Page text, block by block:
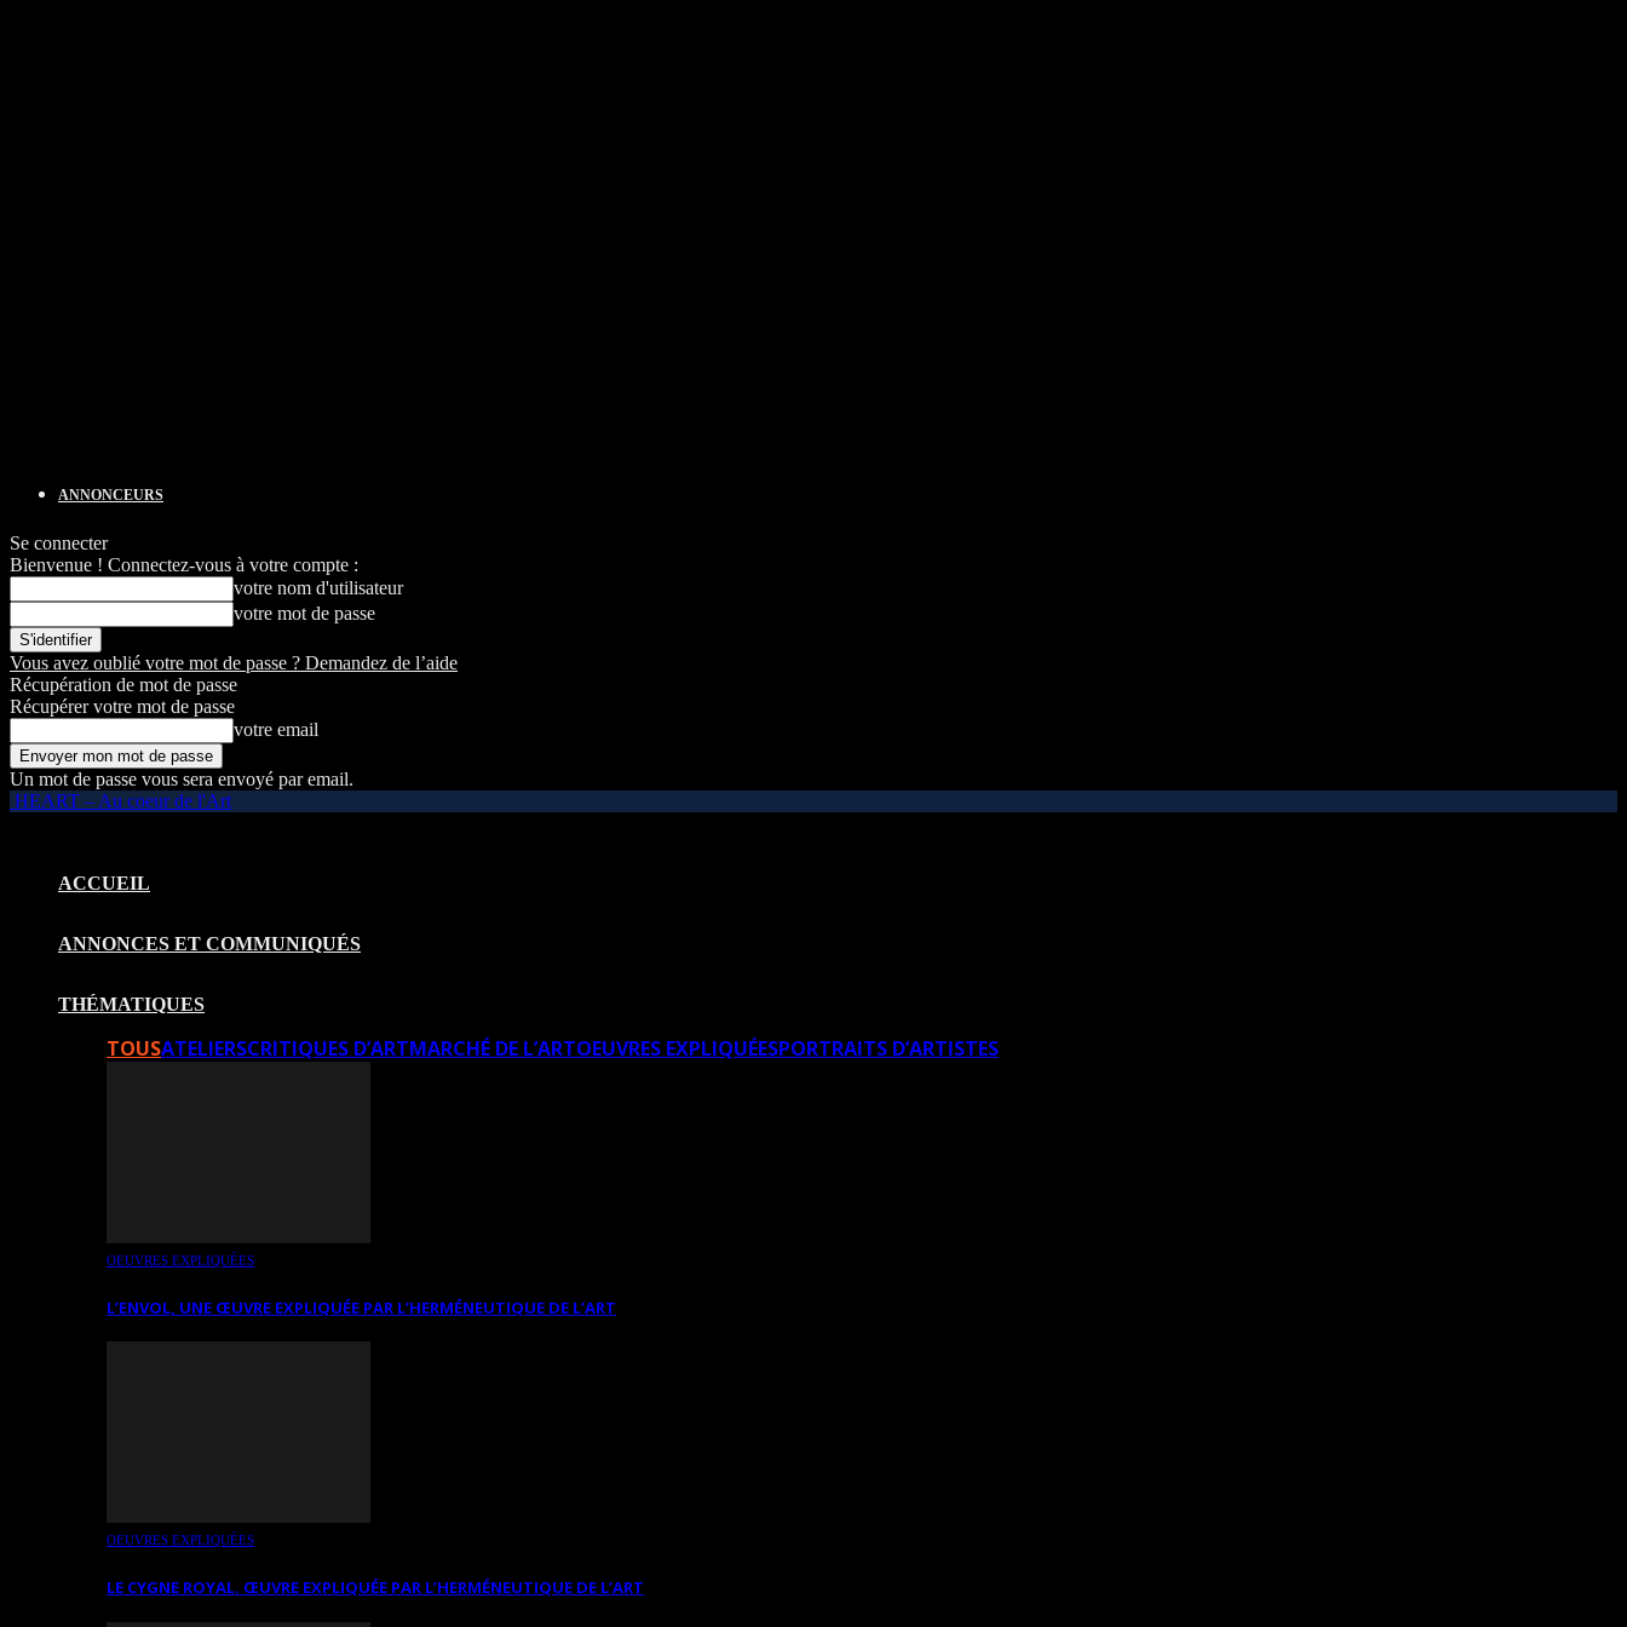
ANNONCEURS
Se connecter
Bienvenue ! Connectez-vous à votre compte :
votre nom d'utilisateur
votre mot de passe
Vous avez oublié votre mot de passe ? Demandez de l’aide
Récupération de mot de passe
Récupérer votre mot de passe
votre email
Un mot de passe vous sera envoyé par email.
HEART – Au coeur de l'Art
ACCUEIL
ANNONCES ET COMMUNIQUÉS
THÉMATIQUES
TOUSATELIERSCRITIQUES D’ARTMARCHÉ DE L’ARTOEUVRES EXPLIQUÉESPORTRAITS D’ARTISTES
OEUVRES EXPLIQUÉES
L’ENVOL, UNE ŒUVRE EXPLIQUÉE PAR L’HERMÉNEUTIQUE DE L’ART
OEUVRES EXPLIQUÉES
LE CYGNE ROYAL. ŒUVRE EXPLIQUÉE PAR L’HERMÉNEUTIQUE DE L’ART